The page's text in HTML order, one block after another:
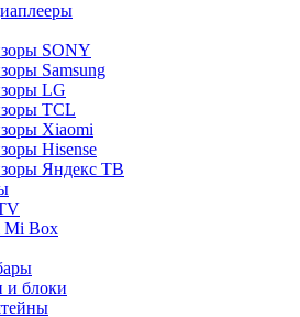
SONY
Samsung
LG
TCL
Xiaomi
Hisense
Яндекс ТВ
Mi Box
и блоки